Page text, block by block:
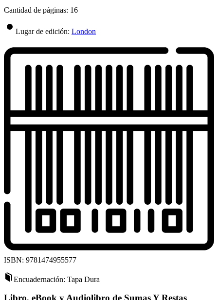
Cantidad de páginas: 16
Lugar de edición: London
ISBN: 9781474955577
Encuadernación: Tapa Dura